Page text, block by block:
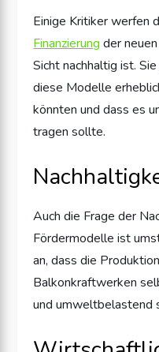
Einige Kritiker werfen
Finanzierung der
Sicht nachhaltig ist.
diese Modelle
könnten und dass es
tragen sollte.
Auch die Frage der
Fördermodelle ist
an, dass die
Balkonkraftwerken
und umweltbelastend